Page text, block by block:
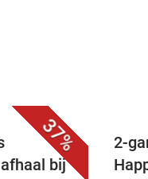
37%
bij
2-